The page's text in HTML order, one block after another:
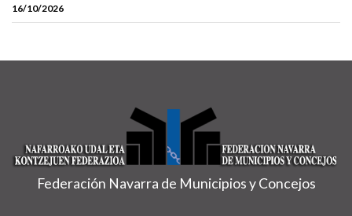
16/10/2026
Federación Navarra de Municipios y Concejos